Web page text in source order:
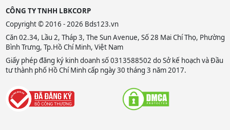
CÔNG TY TNHH LBKCORP
Copyright © 2016 - 2026 Bds123.vn
Căn 02.34, Lầu 2, Tháp 3, The Sun Avenue, Số 28 Mai Chí Thọ, Phường
Bình Trưng, Tp.Hồ Chí Minh, Việt Nam
Giấy phép đăng ký kinh doanh số 0313588502 do Sở kế hoạch và Đầu
tư thành phố Hồ Chí Minh cấp ngày 30 tháng 3 năm 2017.